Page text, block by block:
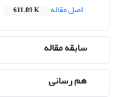
اصل مقاله
611.09 K
سابقه مقاله
هم رسانی